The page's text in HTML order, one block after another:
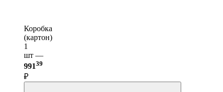
Коробка
(картон)
1
шт —
99139
₽